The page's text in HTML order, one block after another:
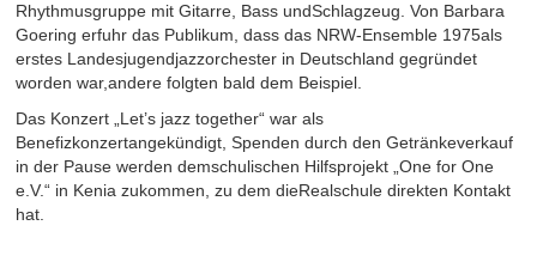
Rhythmusgruppe mit Gitarre, Bass undSchlagzeug. Von Barbara
Goering erfuhr das Publikum, dass das NRW-Ensemble 1975als
erstes Landesjugendjazzorchester in Deutschland gegründet
worden war,andere folgten bald dem Beispiel.
Das Konzert „Let’s jazz together“ war als
Benefizkonzertangekündigt, Spenden durch den Getränkeverkauf
in der Pause werden demschulischen Hilfsprojekt „One for One
e.V.“ in Kenia zukommen, zu dem dieRealschule direkten Kontakt
hat.